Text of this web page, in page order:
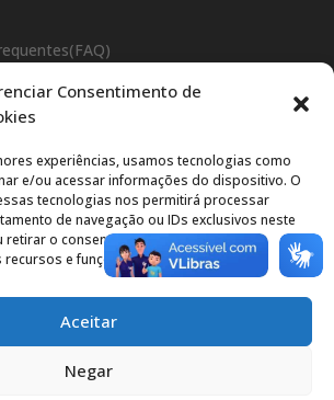
Consentimento de
experiências, usamos tecnologias como
e/ou acessar informações do dispositivo. O
tecnologias nos permitirá processar
de navegação ou IDs exclusivos neste
retirar o consentimento pode afetar
recursos e funções.
Aceitar
Negar